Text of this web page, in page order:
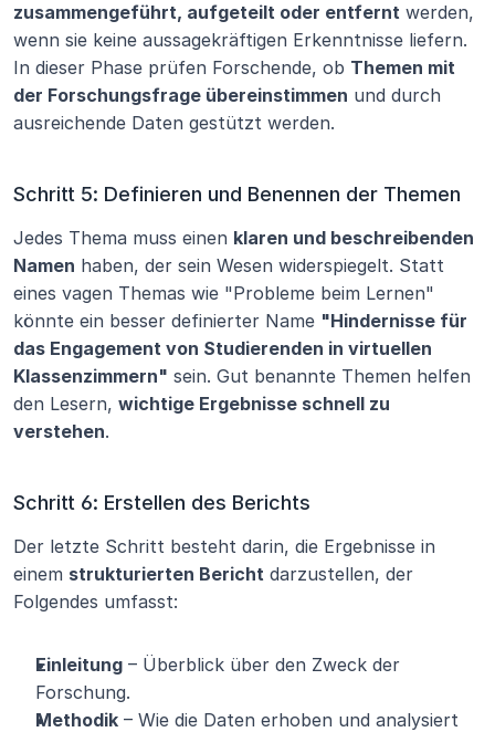
zusammengeführt, aufgeteilt oder entfernt werden,
wenn sie keine aussagekräftigen Erkenntnisse liefern.
In dieser Phase prüfen Forschende, ob Themen mit
der Forschungsfrage übereinstimmen und durch
ausreichende Daten gestützt werden.
Schritt 5: Definieren und Benennen der Themen
Jedes Thema muss einen klaren und beschreibenden
Namen haben, der sein Wesen widerspiegelt. Statt
eines vagen Themas wie "Probleme beim Lernen"
könnte ein besser definierter Name "Hindernisse für
das Engagement von Studierenden in virtuellen
Klassenzimmern" sein. Gut benannte Themen helfen
den Lesern, wichtige Ergebnisse schnell zu
verstehen.
Schritt 6: Erstellen des Berichts
Der letzte Schritt besteht darin, die Ergebnisse in
einem strukturierten Bericht darzustellen, der
Folgendes umfasst:
Einleitung – Überblick über den Zweck der
Forschung.
Methodik – Wie die Daten erhoben und analysiert